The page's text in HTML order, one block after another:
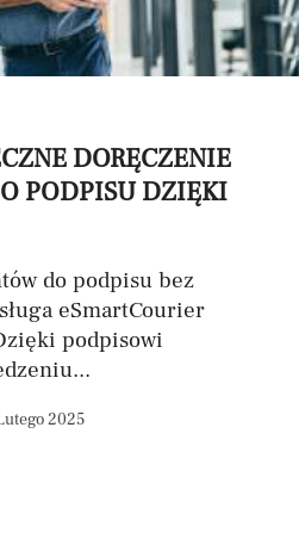
DORĘCZENIE
PODPISU DZIĘKI
do podpisu bez
eSmartCourier
podpisowi
2025